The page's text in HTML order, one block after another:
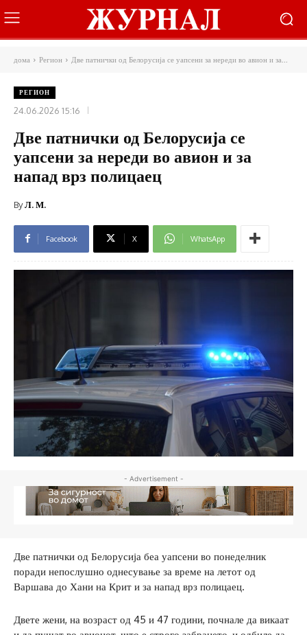
дома Регион Две патнички од Белорусија се уапсени за нереди во авион и за...
РЕГИОН
24.06.2026 15:16
Две патнички од Белорусија се
уапсени за нереди во авион и за
напад врз полицаец
ByЛ. М.
Facebook X WhatsApp
- Advertisement -
Две патнички од Белорусија беа уапсени во понеделник
поради непослушно однесување за време на летот од
Варшава до Хани на Крит и за напад врз полицаец.
Двете жени, на возраст од 45 и 47 години, почнале да викаат